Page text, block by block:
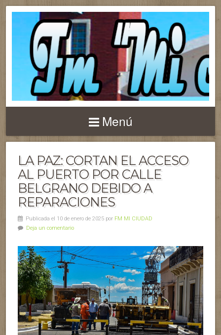
Menú
LA PAZ: CORTAN EL ACCESO
AL PUERTO POR CALLE
BELGRANO DEBIDO A
REPARACIONES
Publicada el 10 de enero de 2025 por FM MI CIUDAD
Deja un comentario